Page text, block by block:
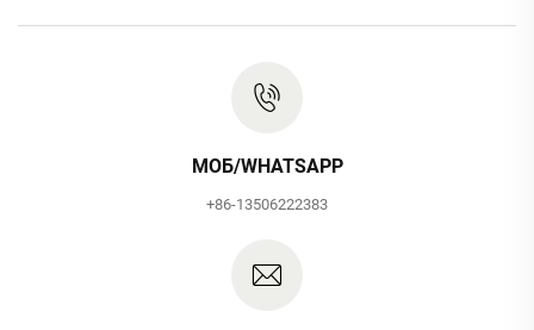
МОБ/WHATSAPP
+86-13506222383